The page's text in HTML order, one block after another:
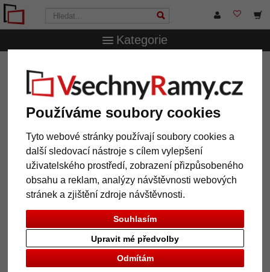
Používáme soubory cookies
Tyto webové stránky používají soubory cookies a
další sledovací nástroje s cílem vylepšení
uživatelského prostředí, zobrazení přizpůsobeného
obsahu a reklam, analýzy návštěvnosti webových
stránek a zjištění zdroje návštěvnosti.
Souhlasím
Odmítám
Upravit mé předvolby
Kategorie
rám Euston
Dřevěný rám Euston
Zpět